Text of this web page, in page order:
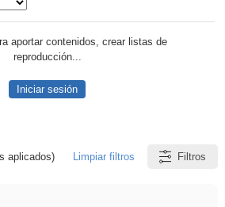
aportar contenidos, crear listas de
reproducción...
Iniciar sesión
aplicados) Limpiar filtros Filtros